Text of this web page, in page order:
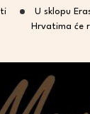
U sklopu
Hrvatima će